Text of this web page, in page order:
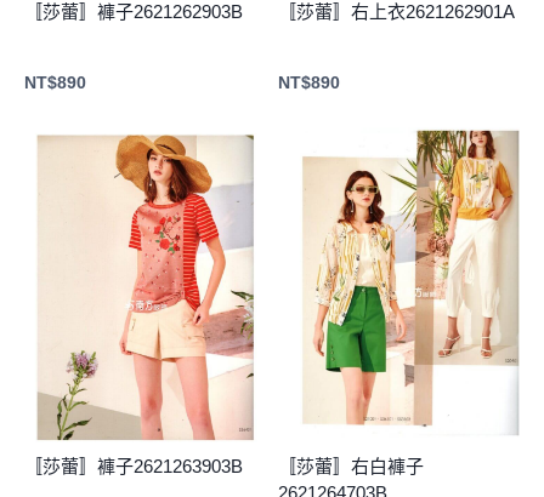
〚莎蕾〛褲子2621262903B
NT$890
〚莎蕾〛右上衣2621262901A
NT$890
〚莎蕾〛褲子2621263903B
〚莎蕾〛右白褲子
2621264703B